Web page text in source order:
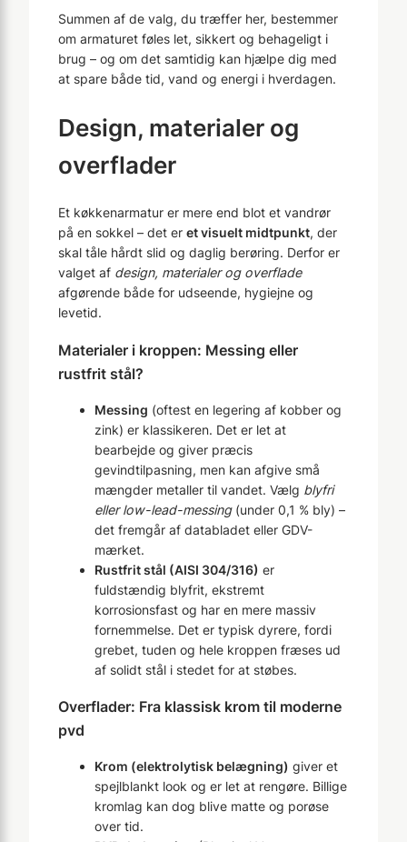
Summen af de valg, du træffer her, bestemmer
om armaturet føles let, sikkert og behageligt i
brug – og om det samtidig kan hjælpe dig med
at spare både tid, vand og energi i hverdagen.
Design, materialer og
overflader
Et køkkenarmatur er mere end blot et vandrør
på en sokkel – det er et visuelt midtpunkt, der
skal tåle hårdt slid og daglig berøring. Derfor er
valget af design, materialer og overflade
afgørende både for udseende, hygiejne og
levetid.
Materialer i kroppen: Messing eller
rustfrit stål?
Messing (oftest en legering af kobber og
zink) er klassikeren. Det er let at
bearbejde og giver præcis
gevindtilpasning, men kan afgive små
mængder metaller til vandet. Vælg blyfri
eller low-lead-messing(under 0,1 % bly) –
det fremgår af databladet eller GDV-
mærket.
Rustfrit stål (AISI 304/316) er
fuldstændig blyfrit, ekstremt
korrosionsfast og har en mere massiv
fornemmelse. Det er typisk dyrere, fordi
grebet, tuden og hele kroppen fræses ud
af solidt stål i stedet for at støbes.
Overflader: Fra klassisk krom til moderne
pvd
Krom (elektrolytisk belægning) giver et
spejlblankt look og er let at rengøre. Billige
kromlag kan dog blive matte og porøse
over tid.